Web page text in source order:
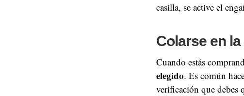
casilla, se active el
Colarse en
Cuando estás
elegido. Es común
verificación que debes